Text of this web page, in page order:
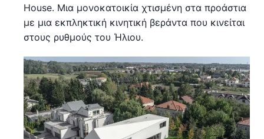
House. Μια μονοκατοικία χτισμένη στα προάστια
με μια εκπληκτική κινητική βεράντα που κινείται
στους ρυθμούς του Ήλιου.